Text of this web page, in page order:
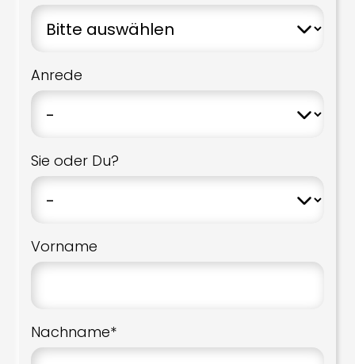
Anrede
Sie oder Du?
Vorname
Nachname*